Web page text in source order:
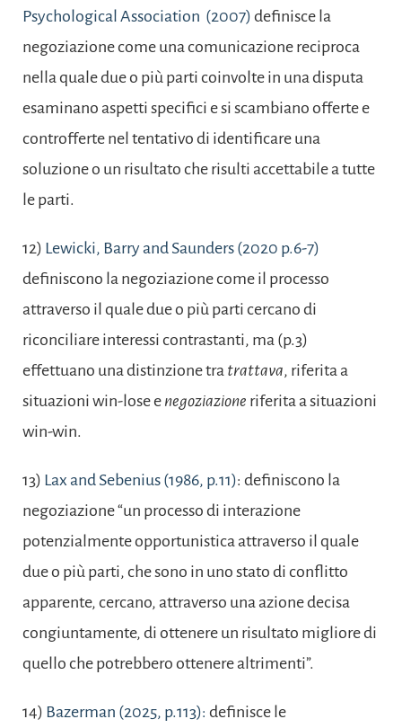
Psychological Association (2007) definisce la
negoziazione come una comunicazione reciproca
nella quale due o più parti coinvolte in una disputa
esaminano aspetti specifici e si scambiano offerte e
controfferte nel tentativo di identificare una
soluzione o un risultato che risulti accettabile a tutte
le parti.
12) Lewicki, Barry and Saunders (2020 p.6-7)
definiscono la negoziazione come il processo
attraverso il quale due o più parti cercano di
riconciliare interessi contrastanti, ma (p.3)
effettuano una distinzione tra trattava, riferita a
situazioni win-lose e negoziazione riferita a situazioni
win-win.
13) Lax and Sebenius (1986, p.11): definiscono la
negoziazione “un processo di interazione
potenzialmente opportunistica attraverso il quale
due o più parti, che sono in uno stato di conflitto
apparente, cercano, attraverso una azione decisa
congiuntamente, di ottenere un risultato migliore di
quello che potrebbero ottenere altrimenti”.
14) Bazerman (2025, p.113): definisce le